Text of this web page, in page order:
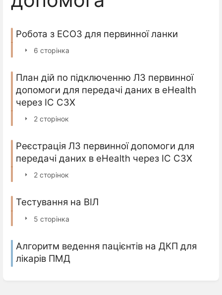
Робота з ЕСОЗ для первинної ланки
6 сторінка
План дій по підключенню ЛЗ первинної
допомоги для передачі даних в eHealth
через ІС СЗХ
2 сторінок
Реєстрація ЛЗ первинної допомоги для
передачі даних в eHealth через ІС СЗХ
2 сторінок
Тестування на ВІЛ
5 сторінка
Алгоритм ведення пацієнтів на ДКП для
лікарів ПМД